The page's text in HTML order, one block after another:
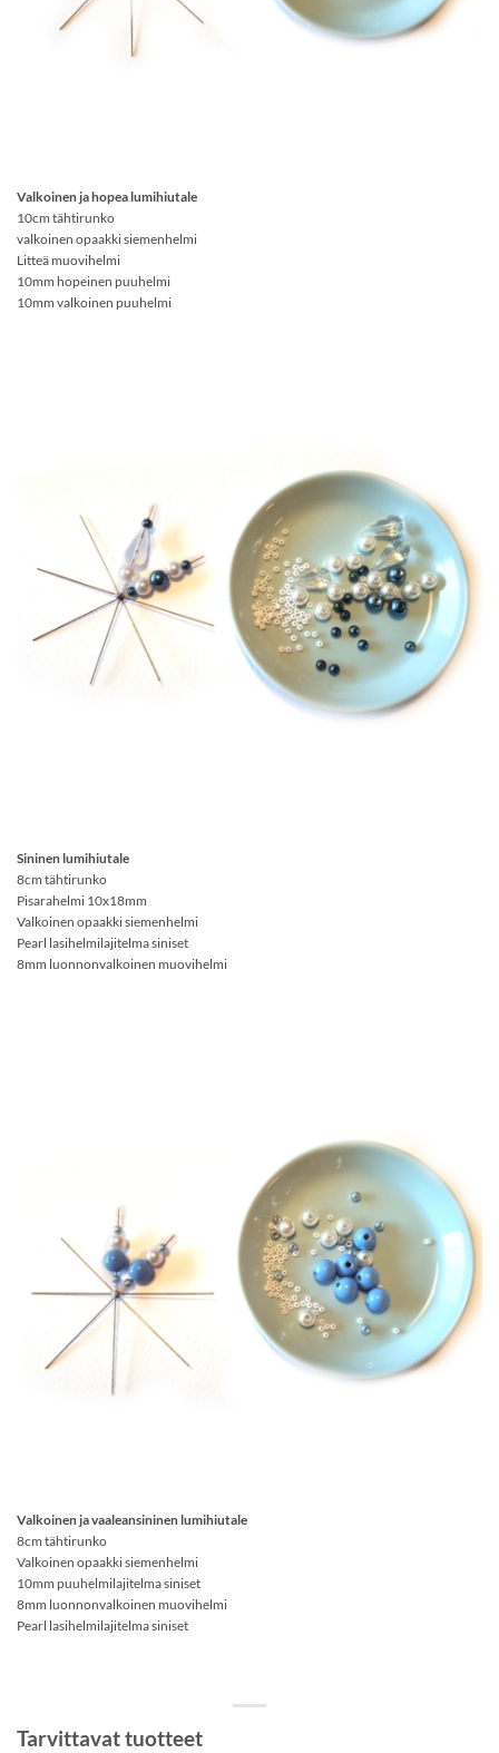
Valkoinen ja hopea lumihiutale
10cm tähtirunko
valkoinen opaakki siemenhelmi
Litteä muovihelmi
10mm hopeinen puuhelmi
10mm valkoinen puuhelmi
Sininen lumihiutale
8cm tähtirunko
Pisarahelmi 10x18mm
Valkoinen opaakki siemenhelmi
Pearl lasihelmilajitelma siniset
8mm luonnonvalkoinen muovihelmi
Valkoinen ja vaaleansininen lumihiutale
8cm tähtirunko
Valkoinen opaakki siemenhelmi
10mm puuhelmilajitelma siniset
8mm luonnonvalkoinen muovihelmi
Pearl lasihelmilajitelma siniset
Tarvittavat tuotteet